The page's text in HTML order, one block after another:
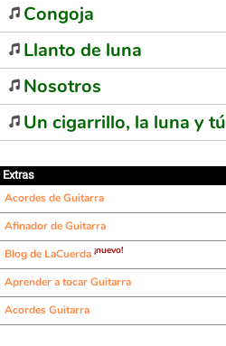
Congoja
Llanto de luna
Nosotros
Un cigarrillo, la luna y tú
Extras
Acordes de Guitarra
Afinador de Guitarra
Blog de LaCuerda ¡nuevo!
Aprender a tocar Guitarra
Acordes Guitarra